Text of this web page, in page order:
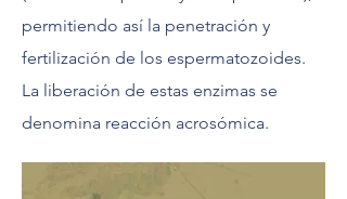
permitiendo así la penetración y
fertilización de los espermatozoides.
La liberación de estas enzimas se
denomina reacción acrosómica.